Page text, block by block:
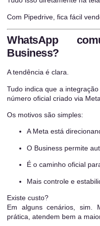
Com Pipedrive, fica fácil
WhatsApp
Business?
A tendência é clara.
Tudo indica que a
número oficial criado via Meta.
Os motivos são simples:
A Meta está
O Business permite
É o caminho oficial
Mais controle e
Existe custo?
Em alguns cenários, sim.
prática, atendem bem a